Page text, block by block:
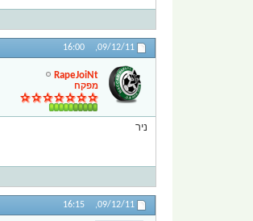
09/12/11,
16:00
RapeJoiNt
מפקח
ניר
09/12/11,
16:15